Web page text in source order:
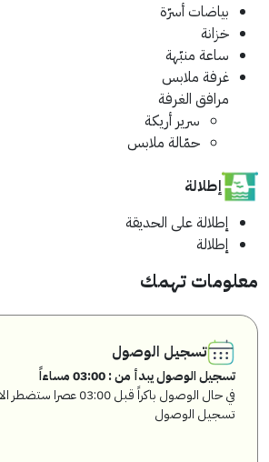
بياضات أسرّة
خزانة
ساعة منبّهة
غرفة ملابس
مرافق الغرفة
سرير أريكة
حمّالة ملابس
إطلالة
إطلالة على الحديقة
إطلالة
معلومات تهمك
تسجيل الوصول
تسجيل الوصول يبدأ من : 03:00 مساءاً
في حال الوصول باكراً قبل
تسجيل الوصول